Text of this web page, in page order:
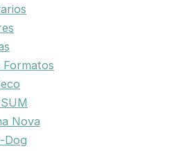
Nova
Dog